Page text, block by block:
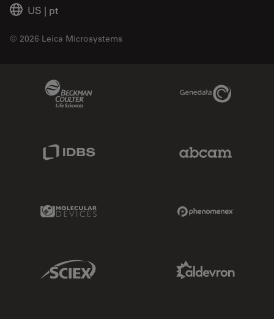
US | pt
© 2026 Leica Microsystems
Genedata Link
IDBS Link
Molecular Devices Link
Sciex Link